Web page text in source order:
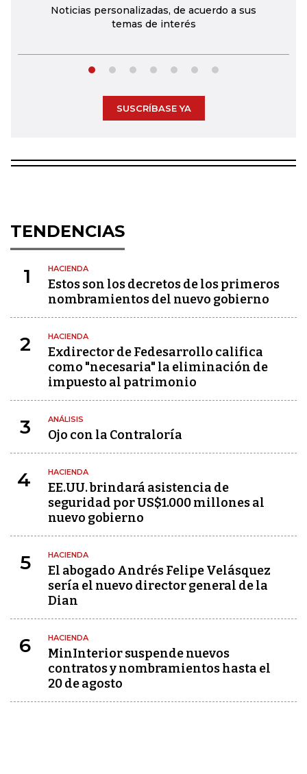
Noticias personalizadas, de acuerdo a sus
temas de interés
SUSCRÍBASE YA
TENDENCIAS
1 HACIENDA
Estos son los decretos de los primeros
nombramientos del nuevo gobierno
2 HACIENDA
Exdirector de Fedesarrollo califica
como "necesaria" la eliminación de
impuesto al patrimonio
3 ANÁLISIS
Ojo con la Contraloría
4 HACIENDA
EE.UU. brindará asistencia de
seguridad por US$1.000 millones al
nuevo gobierno
5 HACIENDA
El abogado Andrés Felipe Velásquez
sería el nuevo director general de la
Dian
6 HACIENDA
MinInterior suspende nuevos
contratos y nombramientos hasta el
20 de agosto